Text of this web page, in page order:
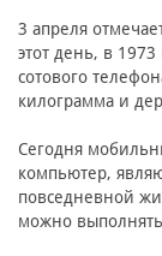
3 апреля
этот день, в
сотового
килограмма и
Сегодня
компьютер,
повседневной
можно